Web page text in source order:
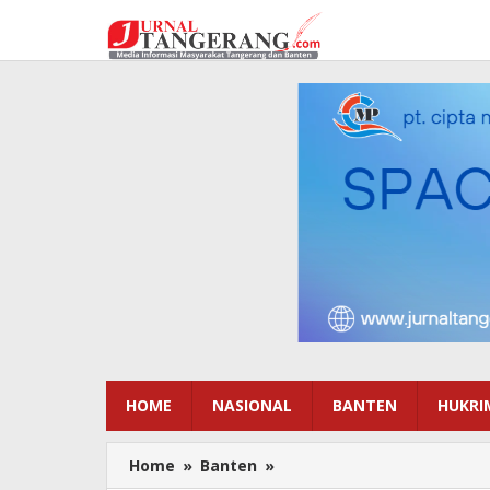
konten
HOME NASIONAL BANTEN
Home » Banten »